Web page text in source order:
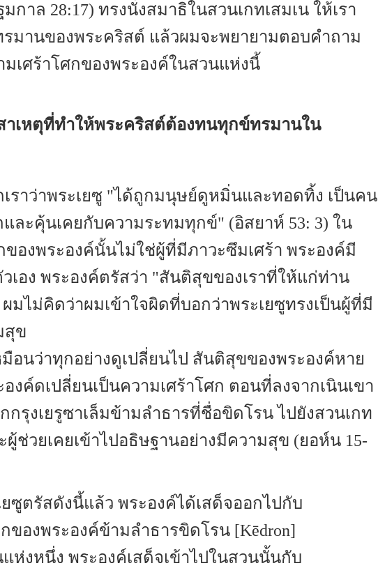
กาล 28:17) ทรงนั่งสมาธิในสวนเกทเสมเน ให้เรา
มานของพระคริสต์ แล้วผมจะพยายามตอบคำถาม
เศร้าโศกของพระองค์ในสวนแห่งนี้
าเหตุที่ทำให้พระคริสต์ต้องทนทุกข์ทรมานใน
ราว่าพระเยซู "ได้ถูกมนุษย์ดูหมิ่นและทอดทิ้ง เป็นคน
ละคุ้นเคยกับความระทมทุกข์" (อิสยาห์ 53: 3) ใน
ของพระองค์นั้นไม่ใช่ผู้ที่มีภาวะซึมเศร้า พระองค์มี
เอง พระองค์ตรัสว่า "สันติสุขของเราที่ให้แก่ท่าน
มไม่คิดว่าผมเข้าใจผิดที่บอกว่าพระเยซูทรงเป็นผู้ที่มี
สุข
อนว่าทุกอย่างดูเปลี่ยนไป สันติสุขของพระองค์หาย
งค์ดเปลี่ยนเป็นความเศร้าโศก ตอนที่ลงจากเนินเขา
รุงเยรูซาเล็มข้ามลำธารที่ชื่อขิดโรน ไปยังสวนเกท
ผู้ช่วยเคยเข้าไปอธิษฐานอย่างมีความสุข (ยอห์น 15-
ยซูตรัสดังนี้แล้ว พระองค์ได้เสด็จออกไปกับ
ของพระองค์ข้ามลำธารขิดโรน [Kēdron]
ห่งหนึ่ง พระองค์เสด็จเข้าไปในสวนนั้นกับ